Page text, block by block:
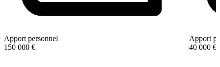
Apport personnel
150 000 €
Apport
40 000 €